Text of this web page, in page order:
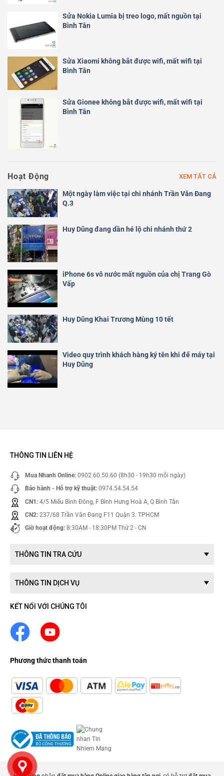
Sửa Nokia Lumia bị treo logo, mất nguồn tại
Bình Tân
Sửa Xiaomi không bắt được wifi, mất wifi tại
Bình Tân
Sửa Gionee không bắt được wifi, mất wifi tại
Bình Tân
Hoạt Động XEM TẤT CẢ
Một ngày làm việc tại chi nhánh Trần Văn Đang
Q.3
Huy Dũng đang dần hé lộ chi nhánh thứ 2
iPhone 6s vô nước mất nguồn của chị Trang Gò
Vấp
Huy Dũng Khai Trương Mùng 10 tết
Video quy trình khách hàng ký tên khi để máy tại
Huy Dũng
THÔNG TIN LIÊN HỆ
Mua Nhanh Online: 0902.60.50.60 (8h30 - 19h30 mỗi ngày)
Bảo hành - Hỗ trợ kỹ thuật: 0974.54.54.54
CN1: 4/5 Miếu Bình Đông, F Bình Hưng Hoà A, Q Bình Tân
CN2: 237/68 Trần Văn Đang F11 Quận 3. TPHCM
Giờ hoạt động: 8:30AM - 18:30PM Thứ 2 - CN
THÔNG TIN TRA CỨU
THÔNG TIN DỊCH VỤ
KẾT NỐI VỚI CHÚNG TÔI
Phương thức thanh toán